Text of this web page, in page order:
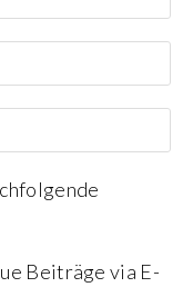
Beiträge via E-